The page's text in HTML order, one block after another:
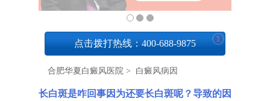
点击拨打热线：400-688-9875 1
合肥华夏白癜风医院 > 白癜风病因
长白斑是咋回事因为还要长白斑呢？导致的因